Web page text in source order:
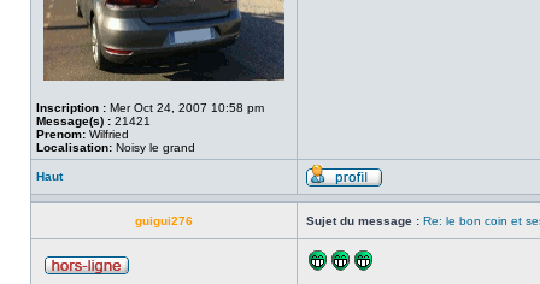
Inscription : Mer Oct 24, 2007 10:58 pm
Message(s) : 21421
Prenom: Wilfried
Localisation: Noisy le grand
Haut
guigui276 Sujet du message : Re: le bon coin et